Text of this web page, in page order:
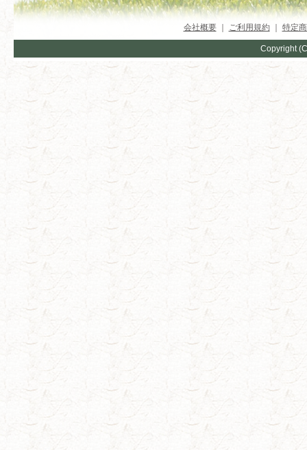
会社概要｜ ご利用規約｜ 特定
Copyright